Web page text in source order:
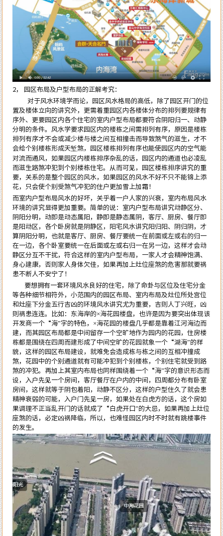
2， 园区布局及户型布局的正解考究：
对于风水环境学而论，园区风水格局的高低，除了园区开门的位
置及楼体立向的讲究外，更需着重园区内各楼体分布的排列要规律有
序外、更要园区内各个住宅的室内户型布局都要符合阴阳归一、动静
分明的条件。风水学要求园区内的楼栋之间需排列有序，原因是楼栋
排列有序才不会或减少楼与楼之间互相撞击而导致煞气的滋生，才不
会给个别楼栋形成天堑煞，园区楼栋排列有序也能使园区内的空气能
对流而通风，如果园区内楼栋排序杂乱的话，园区内的通道也必凌乱
而滋生路煞冲犯到个别楼栋住宅。从而可见，园区楼栋排序讲究的重
要，关系的是整个园区的风水，如果园区的风水不好不只不能锦上添
花，只会使个别受煞气冲犯的住户更加雪上加霜！
而室内户型布局风水的好坏，关乎着一户人家的兴衰，室内布局风水
环境的讲究显得更加重要。简单的说：室内户型布局讲究动静区分、
阴阳分明，动即是动态属阳，静即是静态属阴， 客厅、厨房、餐厅即
是阳动区，各个卧房就是阴静区，阳宅风水讲究阳归阳、阴归阴，才
算阴阳分明，也就是客厅、厨房、餐厅要统一在前面或左或右的归一
在一边，各个卧室要统一在后面或左或右归一在另一边，这样才会动
静区分互不干扰，符合这样的室内户型布局，一家人才会精神饱满、
身心建康，否则家人身体欠佳，如果再加上灶位座煞的危害那就要祸
患不断人不安宁了！
要想拥有一套环境风水良好的住宅，除了命卦与区位及住宅分金
等各种细节相符外，小范围内的园区布局、室内布局及灶位所处宫位
和灶座下分金五行吉凶的环境风水讲究尤为重要，吉则人丁兴旺，凶
则祸患连连。比如：东海岸的×海花园楼盘，也许是因为要突出体现该
开发商一个“海”字的特色，×海花园的楼盘几乎都是靠着江河海边而
建，而其园区布局都是中间留存一个空旷地作为园内的花园，住房楼
栋都是围绕在四周而建形成了中间空旷的花园就象一个“湖海”的样
貌，这样的园区布局建设，就难免会造成栋与栋之间的互相冲撞成
煞，花园中的个别通道就有可能冲犯到个别楼栋，个别住宅就受到路
煞的冲犯。再加上其室内布局也同样围绕着一个“海”字的意识形态而
设，入户先见一个房间，客厅餐厅在户内的中间，四周都分布有卧室
房间，这样就等于阴包着阳，动静不区分，这样的户型住久了就会患
精神衰弱的可能，入户门先见一房，如果处在白虎方的话，这个房如
果调理不正当乱开门的话就成了“白虎开口”的大忌，如果再加上灶位
座煞的话，必定凶祸降临，所以，也难怪园区内时不时就有跳楼事件
的发生。